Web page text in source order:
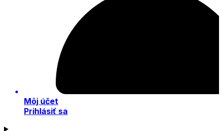
Môj účet
Prihlásiť sa